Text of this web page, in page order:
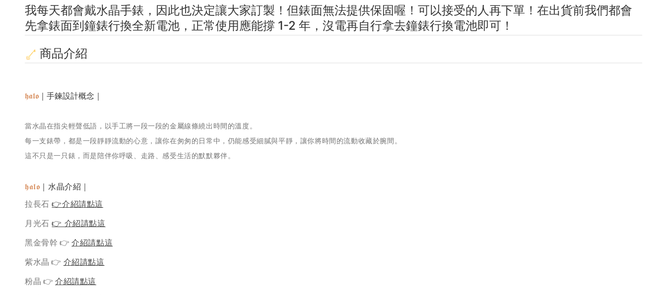
我每天都會戴水晶手錶，因此也決定讓大家訂製！但錶面無法提供保固喔！可以接受的人再下單！在出貨前我們都會
先拿錶面到鐘錶行換全新電池，正常使用應能撐 1-2 年，沒電再自行拿去鐘錶行換電池即可！
商品介紹
𝖍𝖆𝖑𝖔 ｜手鍊設計概念｜
當水晶在指尖輕聲低語，以手工將一段一段的金屬線條繞出時間的溫度。
每一支錶帶，都是一段靜靜流動的心意，讓你在匆匆的日常中，仍能感受細膩與平靜，讓你將時間的流動收藏於腕間。
這不只是一只錶，而是陪伴你呼吸、走路、感受生活的默默夥伴。
𝖍𝖆𝖑𝖔 ｜水晶介紹｜
拉長石👉介紹請點這
月光石👉 介紹請點這
黑金骨幹 👉介紹請點這
紫水晶 👉 介紹請點這
粉晶 👉 介紹請點這